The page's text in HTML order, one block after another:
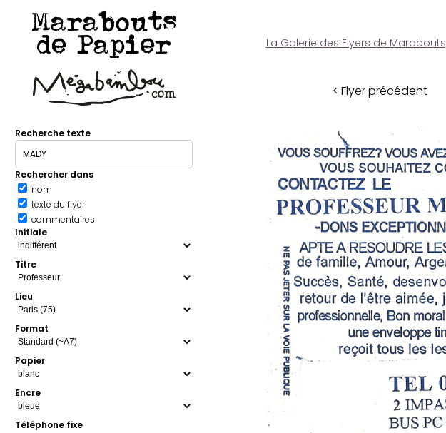
Marabouts
de Papier
Recherche texte
Rechercher dans
nom
texte du flyer
commentaires
Initiale
Titre
Lieu
Format
Papier
Encre
Téléphone fixe
La Galerie des Flyers de Marabouts
< Flyer précédent